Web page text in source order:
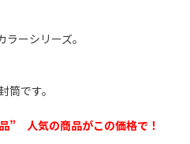
ーシリーズ。
です。
” 人気の商品がこの価格で！